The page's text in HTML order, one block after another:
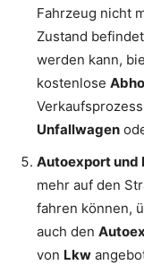
Fahrzeug nicht
Zustand
werden kann,
kostenlose
Unfallwagen
Autoexport und
mehr auf den
fahren können,
auch den
von Lkw